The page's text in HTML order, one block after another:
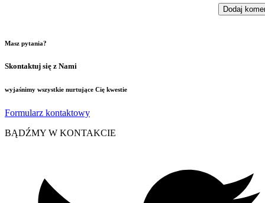
Masz pytania?
Skontaktuj się z Nami
wyjaśnimy wszystkie nurtujące Cię kwestie
Formularz kontaktowy
BĄDŹMY W KONTAKCIE